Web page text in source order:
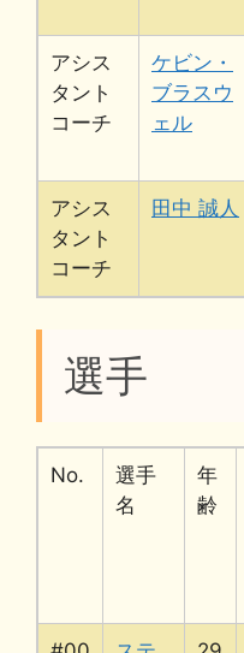
アシス
タント
コーチ
ケビン・
ブラスウ
ェル
アシス
タント
コーチ
田中 誠人
選手
No.
選手
名
年
齢